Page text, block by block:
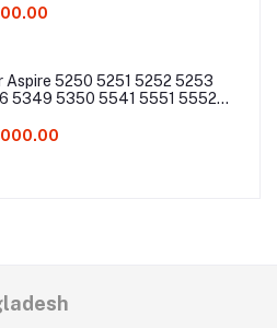
Aspire 5250 5251 5252 5253
5349 5350 5541 5551 5552
5749 5750 5755 5760 7251